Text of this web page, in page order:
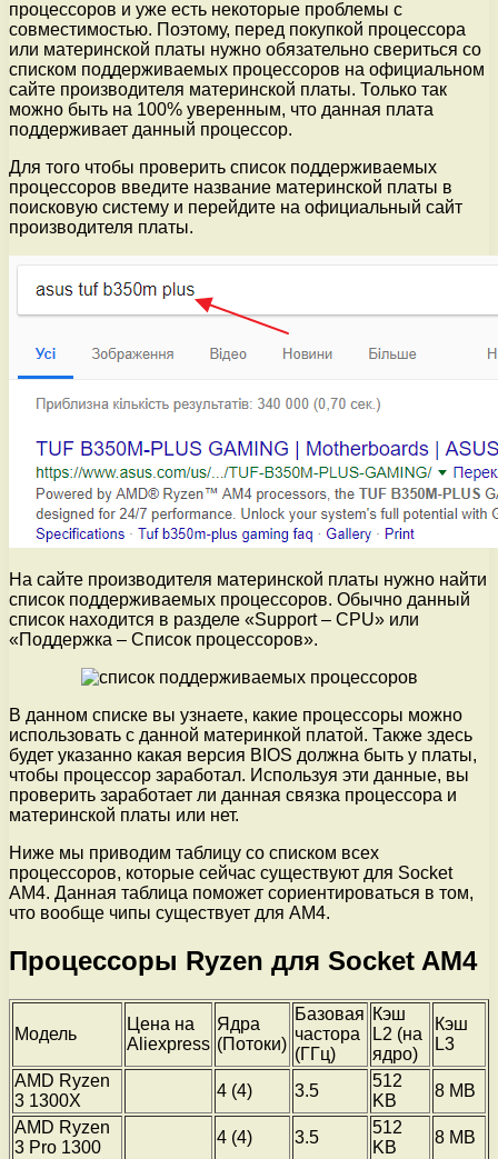
процессоров и уже есть некоторые проблемы с
совместимостью. Поэтому, перед покупкой процессора
или материнской платы нужно обязательно свериться со
списком поддерживаемых процессоров на официальном
сайте производителя материнской платы. Только так
можно быть на 100% уверенным, что данная плата
поддерживает данный процессор.
Для того чтобы проверить список поддерживаемых
процессоров введите название материнской платы в
поисковую систему и перейдите на официальный сайт
производителя платы.
На сайте производителя материнской платы нужно найти
список поддерживаемых процессоров. Обычно данный
список находится в разделе «Support – CPU» или
«Поддержка – Список процессоров».
В данном списке вы узнаете, какие процессоры можно
использовать с данной материнкой платой. Также здесь
будет указанно какая версия BIOS должна быть у платы,
чтобы процессор заработал. Используя эти данные, вы
проверить заработает ли данная связка процессора и
материнской платы или нет.
Ниже мы приводим таблицу со списком всех
процессоров, которые сейчас существуют для Socket
AM4. Данная таблица поможет сориентироваться в том,
что вообще чипы существует для AM4.
Процессоры Ryzen для Socket AM4
Модель
Цена на
Aliexpress
Ядра
(Потоки)
Базовая
частора
(ГГц)
Кэш
L2 (на
ядро)
Кэш
L3
AMD Ryzen
3 1300X
4 (4) 3.5
512
KB
8 MB
AMD Ryzen
3 Pro 1300
4 (4) 3.5
512
KB
8 MB